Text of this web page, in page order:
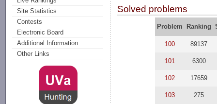
Site Statistics
Contests
Electronic Board
Additional Information
Other Links
Solved problems
Problem Ranking
100 89137
101 6300
102 17659
103 275